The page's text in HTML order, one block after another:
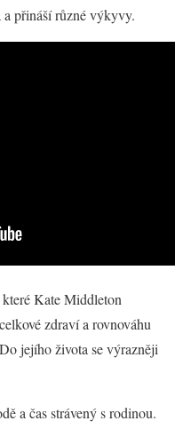
a přináší různé výkyvy.
Kate Middleton
zdraví a rovnováhu
jejího života se výrazněji
a čas strávený s rodinou.